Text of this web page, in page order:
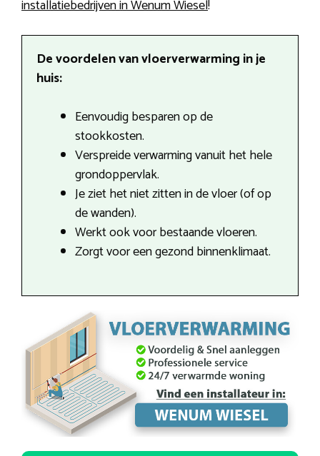
installatiebedrijven in Wenum Wiesel!
De voordelen van vloerverwarming in je
huis:
Eenvoudig besparen op de
stookkosten.
Verspreide verwarming vanuit het hele
grondoppervlak.
Je ziet het niet zitten in de vloer (of op
de wanden).
Werkt ook voor bestaande vloeren.
Zorgt voor een gezond binnenklimaat.